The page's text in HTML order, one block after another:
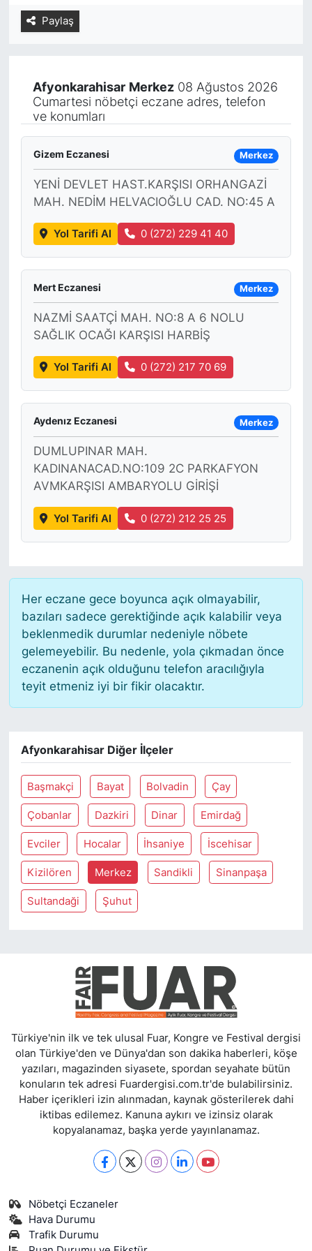
Paylaş
Afyonkarahisar Merkez08 Ağustos 2026
Cumartesi nöbetçi eczane adres, telefon
ve konumları
Gizem Eczanesi Merkez
YENİ DEVLET HAST.KARŞISI ORHANGAZİ
MAH. NEDİM HELVACIOĞLU CAD. NO:45 A
Yol Tarifi Al 0 (272) 229 41 40
Mert Eczanesi Merkez
NAZMİ SAATÇİ MAH. NO:8 A 6 NOLU
SAĞLIK OCAĞI KARŞISI HARBİŞ
Yol Tarifi Al 0 (272) 217 70 69
Aydenız Eczanesi Merkez
DUMLUPINAR MAH.
KADINANACAD.NO:109 2C PARKAFYON
AVMKARŞISI AMBARYOLU GİRİŞİ
Yol Tarifi Al 0 (272) 212 25 25
Her eczane gece boyunca açık olmayabilir,
bazıları sadece gerektiğinde açık kalabilir veya
beklenmedik durumlar nedeniyle nöbete
gelemeyebilir. Bu nedenle, yola çıkmadan önce
eczanenin açık olduğunu telefon aracılığıyla
teyit etmeniz iyi bir fikir olacaktır.
Afyonkarahisar Diğer İlçeler
Başmakçi Bayat Bolvadin Çay
Çobanlar Dazkiri Dinar Emirdağ
Evciler Hocalar İhsaniye İscehisar
Kizilören Merkez Sandikli Sinanpaşa
Sultandaği Şuhut
Türkiye'nin ilk ve tek ulusal Fuar, Kongre ve Festival dergisi
olan Türkiye'den ve Dünya'dan son dakika haberleri, köşe
yazıları, magazinden siyasete, spordan seyahate bütün
konuların tek adresi Fuardergisi.com.tr'de bulabilirsiniz.
Haber içerikleri izin alınmadan, kaynak gösterilerek dahi
iktibas edilemez. Kanuna aykırı ve izinsiz olarak
kopyalanamaz, başka yerde yayınlanamaz.
Nöbetçi Eczaneler
Hava Durumu
Trafik Durumu
Yurt Dışı Fuarlar
Spor
KÜLTÜR SANAT
SAVUNMA SANAYİ
FUAR TAKVİMİ
Amerika Fuarları
FUAR RAPORU
FESTİVAL HABERLERİ
FESTİVAL TAKVİMİ
KONGRE HABERLERİ
KONGRE TAKVİMİ
RÖPORTAJLAR
BİYOGRAFİLER